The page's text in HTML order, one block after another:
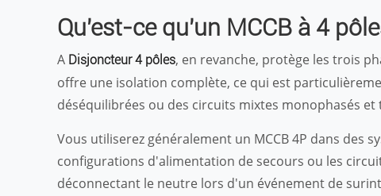
Qu'est-ce qu'un MCCB à 4
A Disjoncteur 4 pôles, en revanche, protège les trois
offre une isolation complète, ce qui est
déséquilibrées ou des circuits mixtes monophasés et
Vous utiliserez généralement un MCCB 4P dans des
configurations d'alimentation de secours ou les
déconnectant le neutre lors d'un événement de